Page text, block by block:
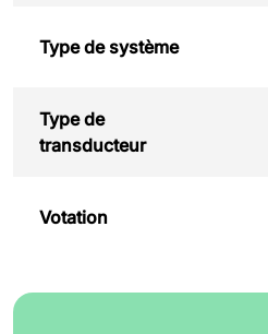
Type de système
Type de
transducteur
Votation